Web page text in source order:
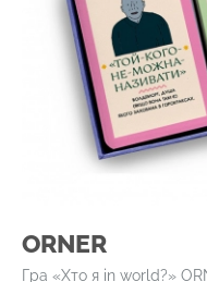
ORNER
Гра «Хто я in world?»